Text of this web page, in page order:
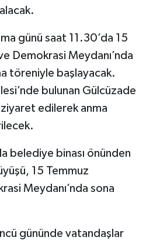
günü saat 11.30’da 15
Demokrasi Meydanı’nda
töreniyle başlayacak.
bulunan Gülcüzade
ziyaret edilerek anma
belediye binası önünden
15 Temmuz
Meydanı’nda sona
gününde vatandaşlar